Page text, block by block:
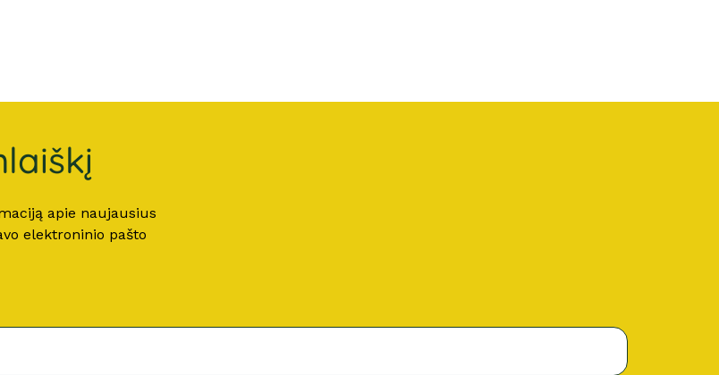
apie naujausius
elektroninio pašto